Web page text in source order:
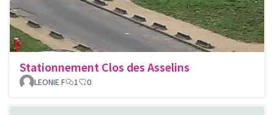
Stationnement Clos des Asselins
LEONIE F 1 0